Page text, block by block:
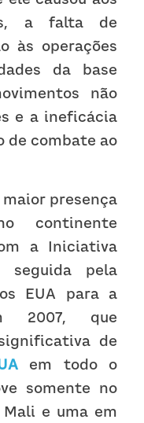
a falta de
às operações
da base
não
e a ineficácia
de combate ao
maior presença
continente
a Iniciativa
seguida pela
EUA para a
2007, que
em todo o
somente no
e uma em